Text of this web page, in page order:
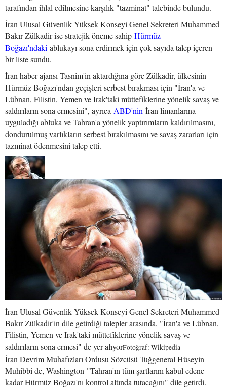
tarafından ihlal edilmesine karşılık "tazminat" talebinde bulundu.
İran Ulusal Güvenlik Yüksek Konseyi Genel Sekreteri Muhammed
Bakır Zülkadir ise stratejik öneme sahip Hürmüz
Boğazı'ndaki ablukayı sona erdirmek için çok sayıda talep içeren
bir liste sundu.
İran haber ajansı Tasnim'in aktardığına göre Zülkadir, ülkesinin
Hürmüz Boğazı'ndan geçişleri serbest bırakması için "İran'a ve
Lübnan, Filistin, Yemen ve Irak'taki müttefiklerine yönelik savaş ve
saldırıların sona ermesini", ayrıca ABD'nin İran limanlarına
uyguladığı abluka ve Tahran'a yönelik yaptırımların kaldırılmasını,
dondurulmuş varlıkların serbest bırakılmasını ve savaş zararları için
tazminat ödenmesini talep etti.
İran Ulusal Güvenlik Yüksek Konseyi Genel Sekreteri Muhammed
Bakır Zülkadir'in dile getirdiği talepler arasında, "İran'a ve Lübnan,
Filistin, Yemen ve Irak'taki müttefiklerine yönelik savaş ve
saldırıların sona ermesi" de yer alıyorFotoğraf: Wikipedia
İran Devrim Muhafızları Ordusu Sözcüsü Tuğgeneral Hüseyin
Muhibbi de, Washington "Tahran'ın tüm şartlarını kabul edene
kadar Hürmüz Boğazı'nı kontrol altında tutacağını" dile getirdi.